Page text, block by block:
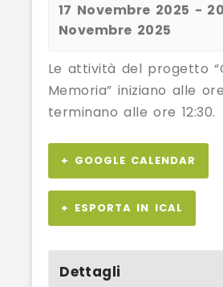
17 Novembre 2025 - 20
Novembre 2025
Le attività del progetto
Memoria” iniziano alle
terminano alle ore 12:30.
+ GOOGLE CALENDAR
+ ESPORTA IN ICAL
Dettagli